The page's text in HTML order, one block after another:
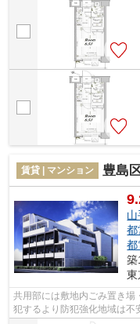
賃貸 | マンション 豊島
山
都
都
築
東
共用部には敷地内ごみ置き場
犯するより防犯強化地域は不